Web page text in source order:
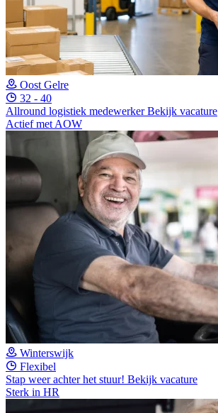
Oost Gelre
32 - 40
Allround logistiek medewerker Bekijk vacature
Actief met AOW
Winterswijk
Flexibel
Stap weer achter het stuur! Bekijk vacature
Sterk in HR